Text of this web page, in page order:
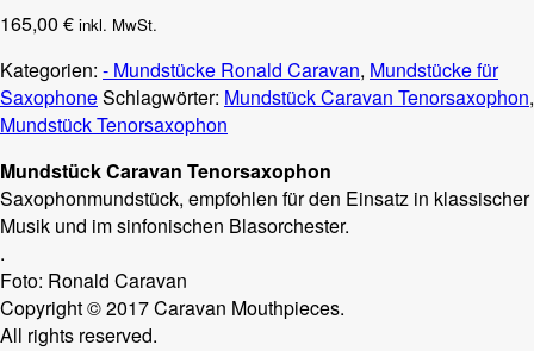
165,00 € inkl. MwSt.
Kategorien: - Mundstücke Ronald Caravan, Mundstücke für
SaxophoneSchlagwörter: Mundstück Caravan Tenorsaxophon,
Mundstück Tenorsaxophon
Mundstück Caravan Tenorsaxophon
Saxophonmundstück, empfohlen für den Einsatz in klassischer
Musik und im sinfonischen Blasorchester.
.
Foto: Ronald Caravan
Copyright © 2017 Caravan Mouthpieces.
All rights reserved.